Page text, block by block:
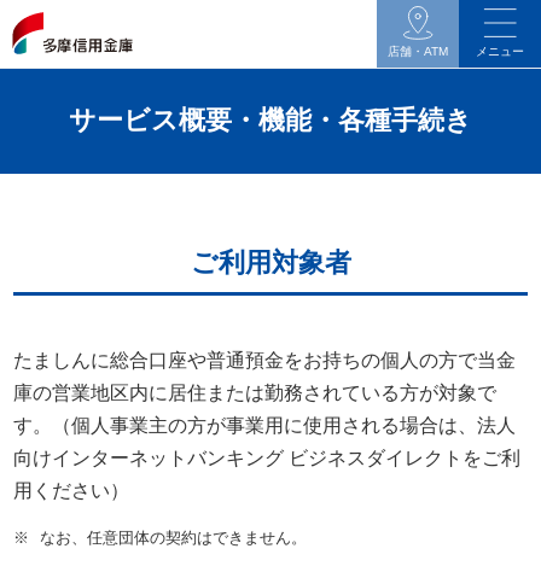
ン
ト
関
連
メ
ニ
ュ
店舗・ATM メニュー
サービス概要・機能・各種手続き
ご利用対象者
たましんに総合口座や普通預金をお持ちの個人の方で当金
庫の営業地区内に居住または勤務されている方が対象で
す。（個人事業主の方が事業用に使用される場合は、法人
向けインターネットバンキング ビジネスダイレクトをご利
用ください）
※ なお、任意団体の契約はできません。